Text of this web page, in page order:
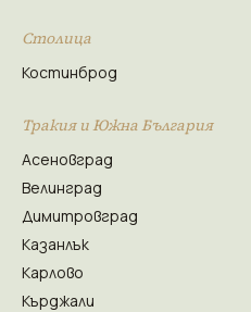
Столица
Костинброд
Тракия и Южна България
Асеновград
Велинград
Димитровград
Казанлък
Карлово
Кърджали